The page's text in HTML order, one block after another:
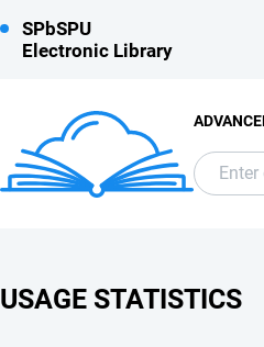
SPbSPU
Electronic Library
USAGE STATISTICS